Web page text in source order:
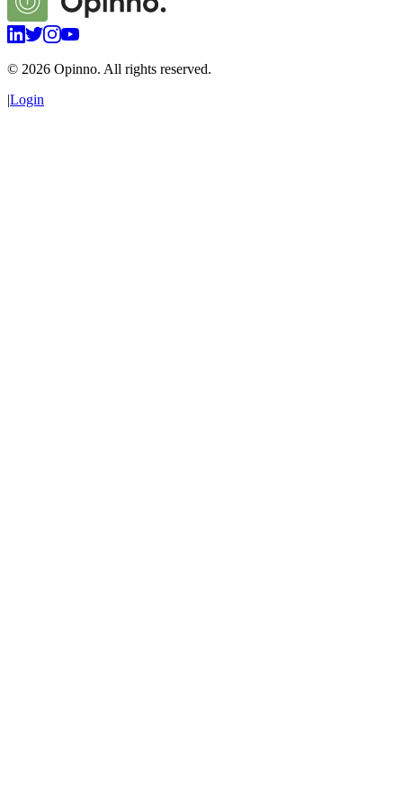
© 2026 Opinno. All rights reserved.
|Login